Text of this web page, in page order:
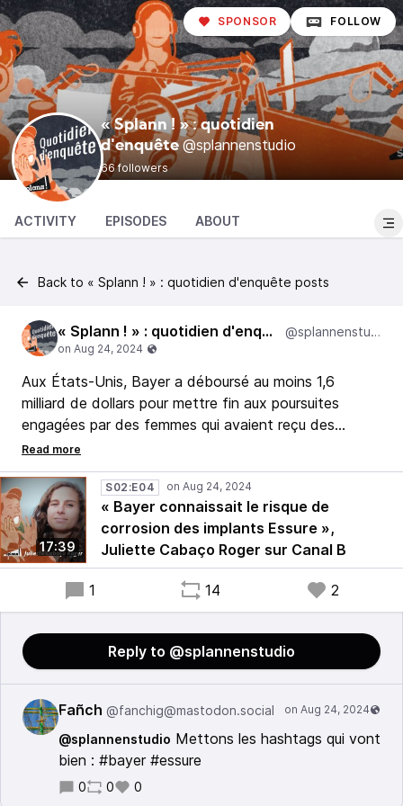
« Splann ! » : quotidien
d'enquête @splannenstudio
66 followers
SPONSOR FOLLOW
ACTIVITY EPISODES ABOUT
Back to « Splann ! » : quotidien d'enquête posts
« Splann ! » : quotidien d'enquête @splannenstudio
Aux États-Unis, Bayer a déboursé au moins 1,6
milliard de dollars pour mettre fin aux poursuites
engagées par des femmes qui avaient reçu des
implants contraceptifs Essure. En France, pays où ce
dispositif médical déficient a été le plus posé,
proportionnellement à sa population, les procédures
judiciaires patinent.
En octobre 2022, Juliette Cabaço Roger avait
présenté sur Canal B les résultats de son enquête sur
ce scandale sanitaire.
17:39
S02:E04
« Bayer connaissait le risque de
corrosion des implants Essure »,
Juliette Cabaço Roger sur Canal B
1 14 2
Reply to @splannenstudio
Fañch @fanchig@mastodon.social
@splannenstudio Mettons les hashtags qui vont
bien : #bayer #essure
0 0 0